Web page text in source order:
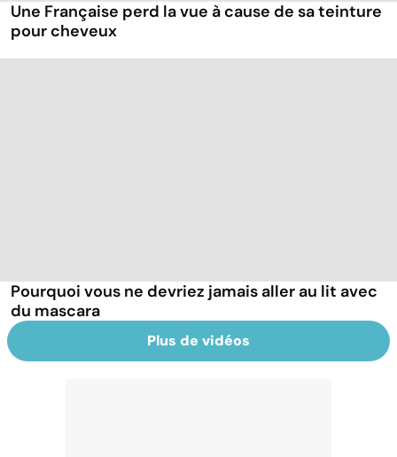
Une Française perd la vue à cause de sa teinture
pour cheveux
Pourquoi vous ne devriez jamais aller au lit avec
du mascara
Plus de vidéos